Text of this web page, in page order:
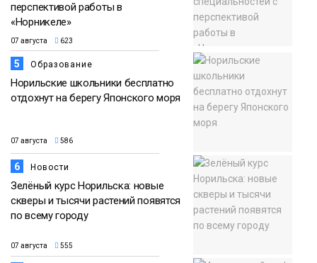
перспективой работы в
«Норникеле»
07 августа 623
5 Образование
Норильские школьники бесплатно
отдохнут на берегу Японского моря
07 августа 586
6 Новости
Зелёный курс Норильска: новые
скверы и тысячи растений появятся
по всему городу
07 августа 555